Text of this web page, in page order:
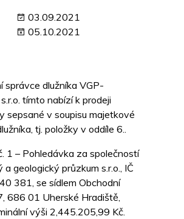
03.09.2021
05.10.2021
správce dlužníka VGP-
tímto nabízí k prodeji
sepsané v soupisu majetkové
tj. položky v oddíle 6..
1 – Pohledávka za společností
a geologický průzkum s.r.o., IČ
381, se sídlem Obchodní
686 01 Uherské Hradiště,
výši 2,445.205,99 Kč.